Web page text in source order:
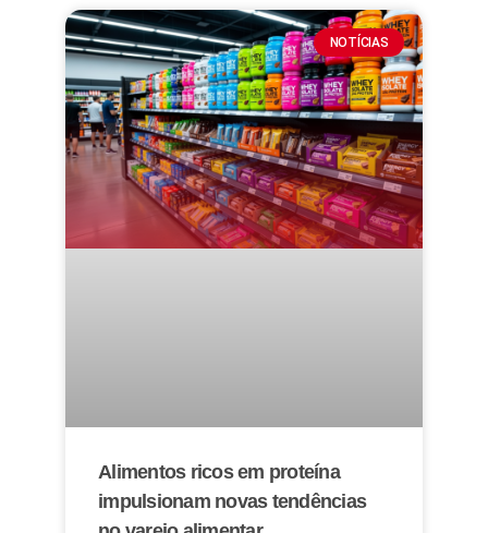
NOTÍCIAS
Alimentos ricos em proteína
impulsionam novas tendências